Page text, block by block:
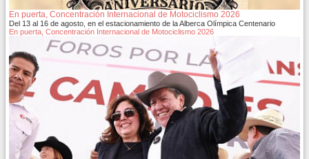
En puerta, Concentración Internacional de Motociclismo 2026
Del 13 al 16 de agosto, en el estacionamiento de la Alberca Olímpica Centenario
En puerta, Concentración Internacional de Motociclismo 2026